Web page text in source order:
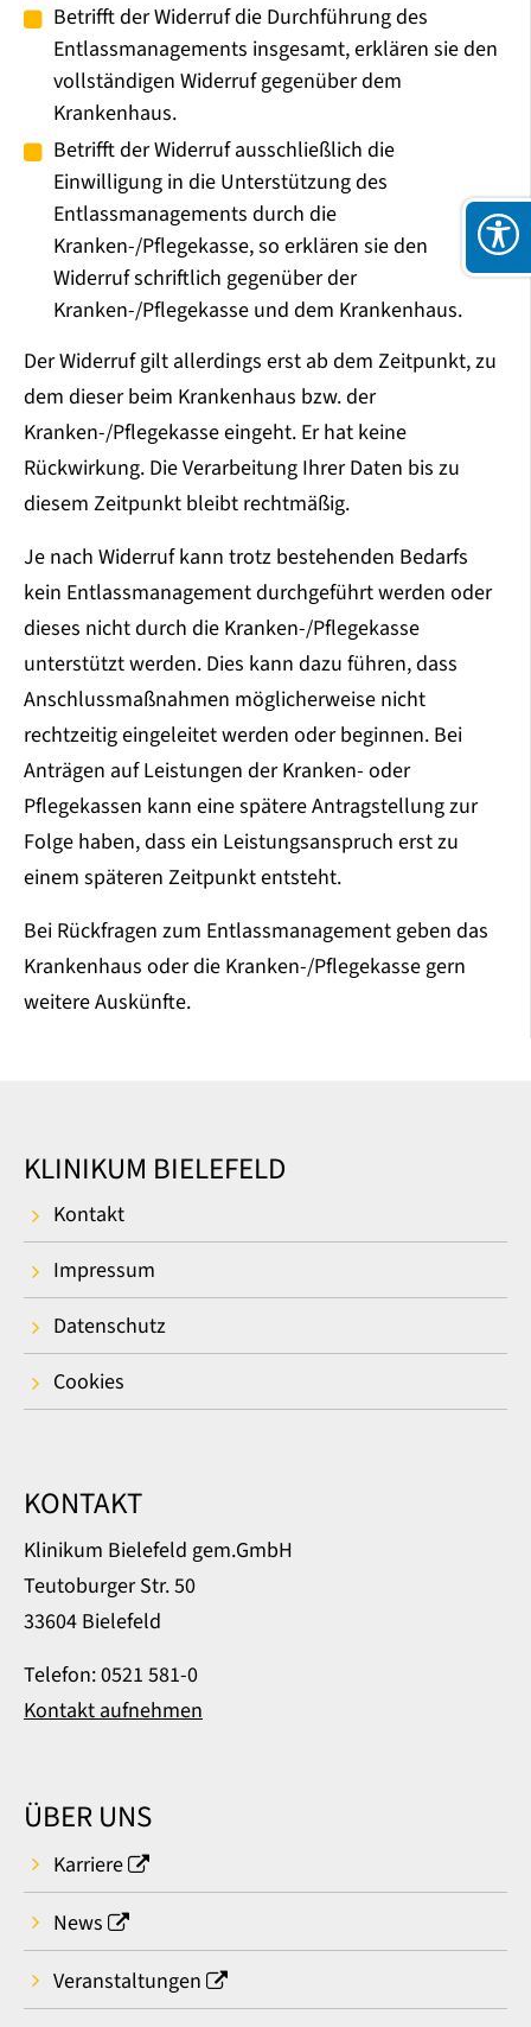
Betrifft der Widerruf die Durchführung des
Entlassmanagements insgesamt, erklären sie den
vollständigen Widerruf gegenüber dem
Krankenhaus.
Betrifft der Widerruf ausschließlich die
Einwilligung in die Unterstützung des
Entlassmanagements durch die
Kranken-/Pflegekasse, so erklären sie den
Widerruf schriftlich gegenüber der
Kranken-/Pflegekasse und dem Krankenhaus.
Der Widerruf gilt allerdings erst ab dem Zeitpunkt, zu
dem dieser beim Krankenhaus bzw. der
Kranken-/Pflegekasse eingeht. Er hat keine
Rückwirkung. Die Verarbeitung Ihrer Daten bis zu
diesem Zeitpunkt bleibt rechtmäßig.
Je nach Widerruf kann trotz bestehenden Bedarfs
kein Entlassmanagement durchgeführt werden oder
dieses nicht durch die Kranken-/Pflegekasse
unterstützt werden. Dies kann dazu führen, dass
Anschlussmaßnahmen möglicherweise nicht
rechtzeitig eingeleitet werden oder beginnen. Bei
Anträgen auf Leistungen der Kranken- oder
Pflegekassen kann eine spätere Antragstellung zur
Folge haben, dass ein Leistungsanspruch erst zu
einem späteren Zeitpunkt entsteht.
Bei Rückfragen zum Entlassmanagement geben das
Krankenhaus oder die Kranken-/Pflegekasse gern
weitere Auskünfte.
KLINIKUM BIELEFELD
Kontakt
Impressum
Datenschutz
Cookies
KONTAKT
Klinikum Bielefeld gem.GmbH
Teutoburger Str. 50
33604 Bielefeld
Telefon: 0521 581-0
Kontakt aufnehmen
ÜBER UNS
Karriere
News
Veranstaltungen